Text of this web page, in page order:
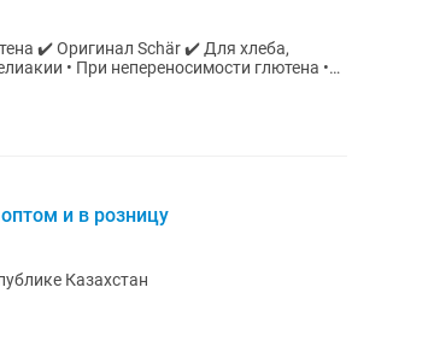
✔️ Оригинал Schär ✔️ Для хлеба,
• При непереносимости глютена •
и в розницу
Казахстан